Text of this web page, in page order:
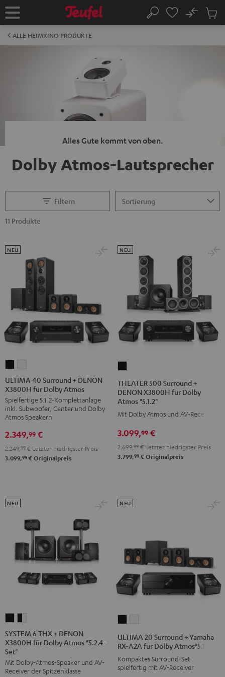
Startseite Suche
No
ALLE HEIMKINO PRODUKTE
Alles Gute kommt von oben.
Dolby Atmos-Lautsprecher
Filtern
11 Produkte
40
Surround
+
DENON
für
Dolby
Atmos
40
Surround
+
DENON
für
Dolby
Atmos
ULTIMA 40 Surround + DENON
X3800H für Dolby Atmos
Spielfertige 5.1.2-Komplettanlage
inkl. Subwoofer, Center und Dolby
Atmos Speakern
NEU
2.349,99 €
2.249, 99 € Letzter niedrigster Preis
3.099,99 € Originalpreis
500
Surround
+
DENON
für
Dolby
THEATER 500 Surround +
DENON X3800H für Dolby
Atmos "5.1.2"
Mit Dolby Atmos und AV-Receiver
NEU
3.099,99 €
2.699, 99 € Letzter niedrigster Preis
3.799,99 € Originalpreis
6
THX
+
DENON
6
THX
DENON
SYSTEM 6 THX + DENON
X3800H für Dolby Atmos "5.2.4-
Set"
Mit Dolby-Atmos-Speaker und AV-
Receiver der Spitzenklasse
NEU
Surround
+
Yamaha
Surround
+
Yamaha
ULTIMA 20 Surround + Yamaha
RX-A2A für Dolby Atmos"5.1.2"
Kompaktes Surround-Set
spielfertig mit AV-Receiver
NEU